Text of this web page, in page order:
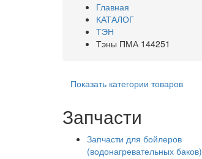
Главная
КАТАЛОГ
ТЭН
Тэны ПМА 144251
Показать категории товаров
Запчасти
Запчасти для бойлеров
(водонагревательных баков)